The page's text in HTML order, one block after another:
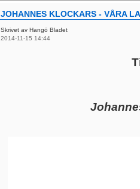
JOHANNES KLOCKARS - VÅRA
Skrivet av Hangö Bladet
2014-11-15 14:44